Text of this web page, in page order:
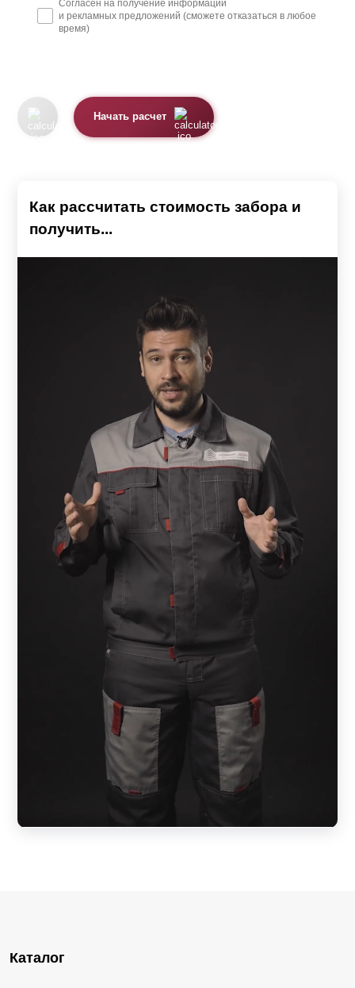
Согласен на получение информации
и рекламных предложений (сможете отказаться в любое
время)
Начать расчет
Как рассчитать стоимость забора и
получить...
Каталог